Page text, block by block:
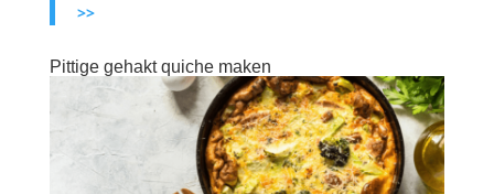
>>
Pittige gehakt quiche maken